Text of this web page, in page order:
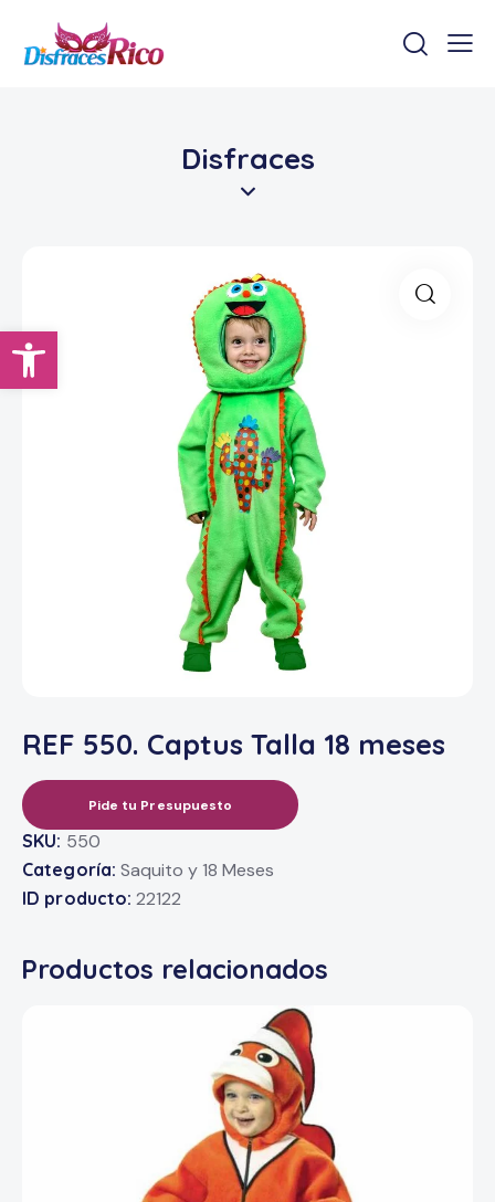
Abrir barra de herramientas
Disfraces
REF 550. Captus Talla 18 meses
Pide tu Presupuesto
SKU: 550
Categoría:Saquito y 18 Meses
ID producto: 22122
Productos relacionados